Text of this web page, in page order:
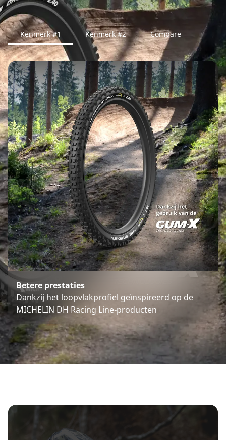
Kenmerk #1 Kenmerk #2 Compare
Betere prestaties
Dankzij het loopvlakprofiel geïnspireerd op de
MICHELIN DH Racing Line-producten